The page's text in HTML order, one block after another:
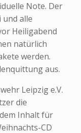
Note. Der
alle
Heiligabend
natürlich
werden.
aus.
Leipzig e.V.
die
Inhalt für
CD